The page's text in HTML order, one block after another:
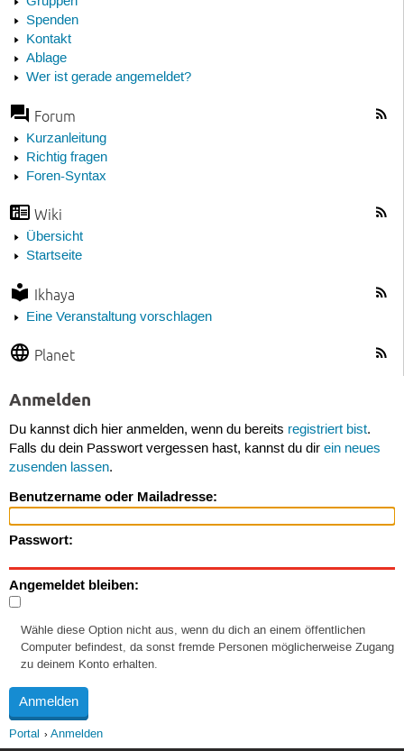
Spenden
Kontakt
Ablage
Wer ist gerade angemeldet?
Forum
Kurzanleitung
Richtig fragen
Foren-Syntax
Wiki
Übersicht
Startseite
Ikhaya
Eine Veranstaltung vorschlagen
Planet
Anmelden
Du kannst dich hier anmelden, wenn du bereits registriert bist.
Falls du dein Passwort vergessen hast, kannst du dir ein neues
zusenden lassen.
Benutzername oder Mailadresse:
Passwort:
Angemeldet bleiben:
Wähle diese Option nicht aus, wenn du dich an einem öffentlichen
Computer befindest, da sonst fremde Personen möglicherweise Zugang
zu deinem Konto erhalten.
Portal Anmelden